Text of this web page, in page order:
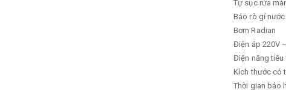
Tự sục rửa
Báo rò gỉ
Bơm Radian
Điện áp 220V
Điện năng tiêu
Kích thước có
Thời gian bảo